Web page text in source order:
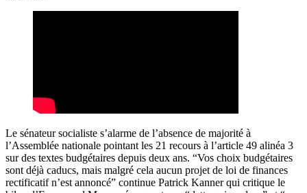
Le sénateur socialiste s’alarme de l’absence de majorité à
l’Assemblée nationale pointant les 21 recours à l’article 49 alinéa 3
sur des textes budgétaires depuis deux ans. “Vos choix budgétaires
sont déjà caducs, mais malgré cela aucun projet de loi de finances
rectificatif n’est annoncé” continue Patrick Kanner qui critique le